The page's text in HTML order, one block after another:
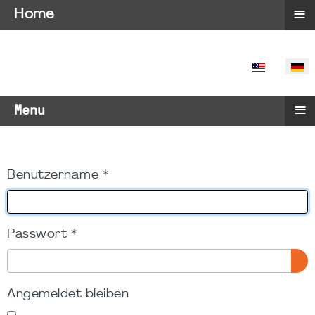
SPRACHE
Menu ≡
Benutzername *
Passwort *
Angemeldet bleiben
Home ≡